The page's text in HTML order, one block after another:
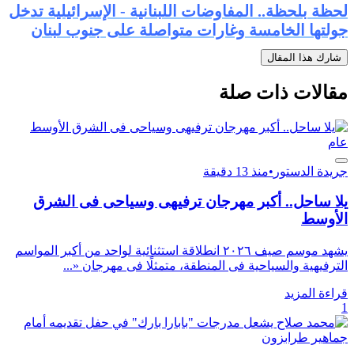
لحظة بلحظة.. المفاوضات اللبنانية - الإسرائيلية تدخل
جولتها الخامسة وغارات متواصلة على جنوب لبنان
شارك هذا المقال
مقالات ذات صلة
عام
جريدة الدستور •منذ 13 دقيقة
يلا ساحل.. أكبر مهرجان ترفيهى وسياحى فى الشرق
الأوسط
يشهد موسم صيف ٢٠٢٦ انطلاقة استثنائية لواحد من أكبر المواسم
الترفيهية والسياحية فى المنطقة، متمثلًا فى مهرجان «...
قراءة المزيد
1